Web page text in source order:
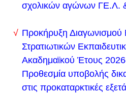
«Ενεργοποίηση
Εκπαίδευση ατόμων
ακαδημαϊκό έτος 2024-25»
Πατήστε εδώ για τα
Για την αίτηση σε μορφή
σχολικών αγώνων ΓΕ.Λ.
Προκήρυξη
Στρατιωτικών
Ακαδημαϊκού Έτους
Προθεσμία υποβολής
στις προκαταρκτικές